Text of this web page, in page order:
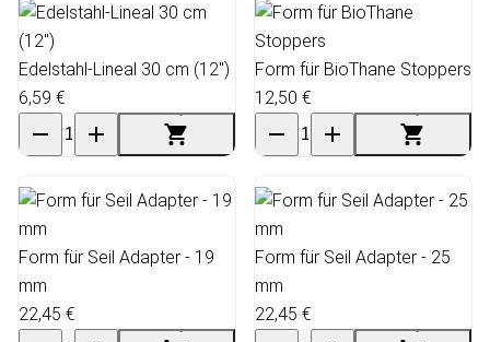
Edelstahl-Lineal 30 cm (12")
6,59 €
Form für BioThane Stoppers
12,50 €
Form für Seil Adapter - 19
mm
22,45 €
Form für Seil Adapter - 25
mm
22,45 €